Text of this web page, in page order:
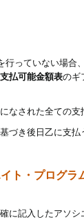
っていない場
支払可能金額表のギ
された全ての
き後日乙に支
ト・プログラ
記入したアソ